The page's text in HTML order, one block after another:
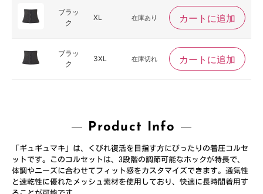
ブラッ
ク
XL 在庫あり カートに追加
ブラッ
ク
3XL 在庫切れ カートに追加
Product Info
「ギュギュマキ」は、くびれ復活を目指す方にぴったりの着圧コルセ
ットです。このコルセットは、3段階の調節可能なホックが特長で、
体調やニーズに合わせてフィット感をカスタマイズできます。通気性
と速乾性に優れたメッシュ素材を使用しており、快適に長時間着用す